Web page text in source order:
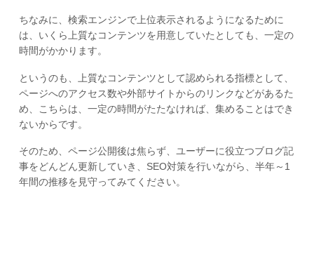
ちなみに、検索エンジンで上位表示されるようになるために
は、いくら上質なコンテンツを用意していたとしても、一定の
時間がかかります。
というのも、上質なコンテンツとして認められる指標として、
ページへのアクセス数や外部サイトからのリンクなどがあるた
め、こちらは、一定の時間がたたなければ、集めることはでき
ないからです。
そのため、ページ公開後は焦らず、ユーザーに役立つブログ記
事をどんどん更新していき、SEO対策を行いながら、半年～1
年間の推移を見守ってみてください。